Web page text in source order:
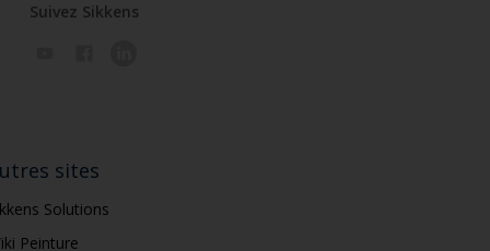
Suivez Sikkens
sites
Solutions
Peinture